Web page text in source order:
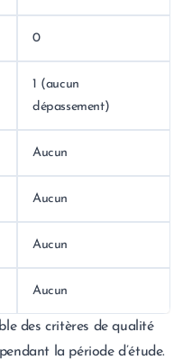
0
1 (aucun
dépassement)
Aucun
Aucun
Aucun
Aucun
des critères de qualité
la période d’étude.